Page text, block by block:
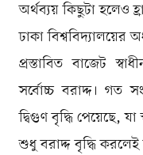
অর্থব্যয় কিছুটা হলেও
ঢাকা
প্রস্তাবিত বাজেট
সর্বোচ্চ বরাদ্দ। গত
দ্বিগুণ বৃদ্ধি পেয়েছে, যা
শুধু বরাদ্দ বৃদ্ধি